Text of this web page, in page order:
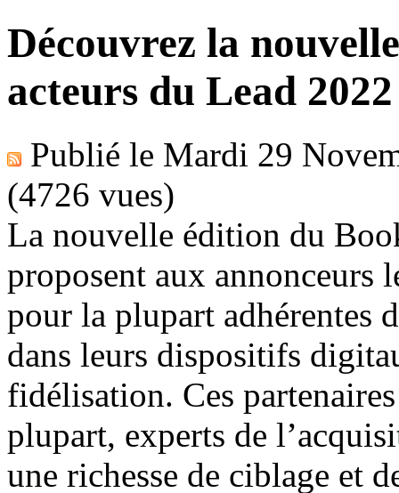
Découvrez la
acteurs du Lead 2022
Publié le Mardi 29
(4726 vues)
La nouvelle édition du
proposent aux annonceurs
pour la plupart adhérentes
dans leurs dispositifs
fidélisation. Ces
plupart, experts de
une richesse de ciblage et